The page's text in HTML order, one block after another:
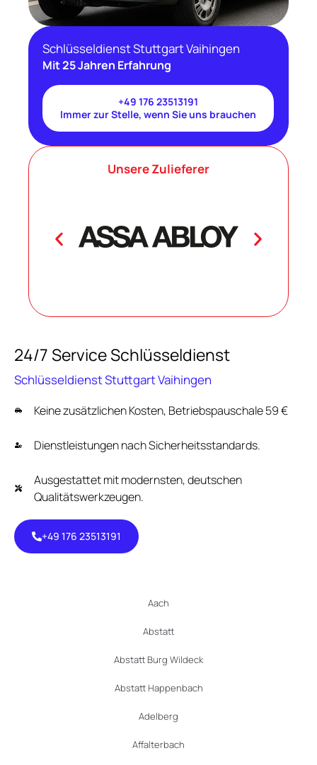
Schlüsseldienst Stuttgart Vaihingen
Mit 25 Jahren Erfahrung
+49 176 23513191
Immer zur Stelle, wenn Sie uns brauchen
Unsere Zulieferer
24/7 Service Schlüsseldienst
Schlüsseldienst Stuttgart Vaihingen
Keine zusätzlichen Kosten, Betriebspauschale 59 €
Dienstleistungen nach Sicherheitsstandards.
Ausgestattet mit modernsten, deutschen
Qualitätswerkzeugen.
+49 176 23513191
Aach
Abstatt
Abstatt Burg Wildeck
Abstatt Happenbach
Adelberg
Affalterbach